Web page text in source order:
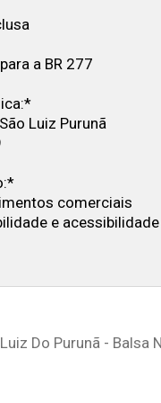
a BR 277
Luiz Purunã
comerciais
e acessibilidade
Do Purunã - Balsa